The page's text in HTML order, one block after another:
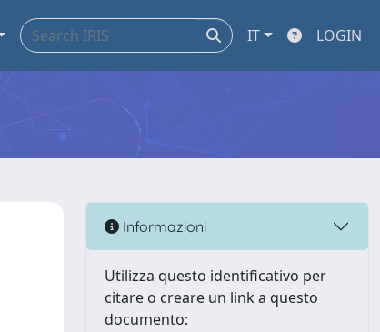
IT LOGIN
Informazioni
Utilizza questo identificativo per
citare o creare un link a questo
documento: